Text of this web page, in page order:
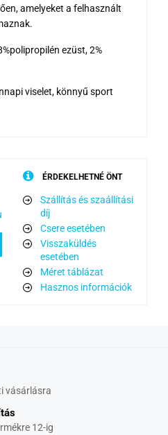
amelyeket a felhasznált
ezüst, 2%
viselet, könnyű sport
ÉRDEKELHETNÉ ÖNT
Szállítás és szaállítási
díj
Csere esetében
Visszaküldés
esetében
Méret táblázat
Hasznos információk
vásárlásra
12-ig